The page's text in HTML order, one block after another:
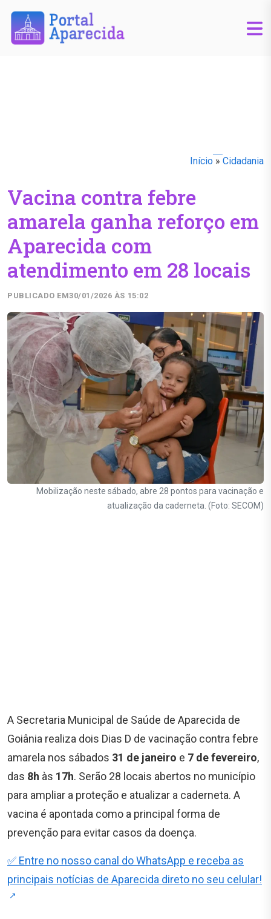
Início » Cidadania
Vacina contra febre
amarela ganha reforço em
Aparecida com
atendimento em 28 locais
PUBLICADO EM30/01/2026 ÀS 15:02
Mobilização neste sábado, abre 28 pontos para vacinação e
atualização da caderneta. (Foto: SECOM)
A Secretaria Municipal de Saúde de Aparecida de
Goiânia realiza dois Dias D de vacinação contra febre
amarela nos sábados 31 de janeiro e 7 de fevereiro,
das 8h às 17h. Serão 28 locais abertos no município
para ampliar a proteção e atualizar a caderneta. A
vacina é apontada como a principal forma de
prevenção para evitar casos da doença.
✅ Entre no nosso canal do WhatsApp e receba as
principais notícias de Aparecida direto no seu celular!